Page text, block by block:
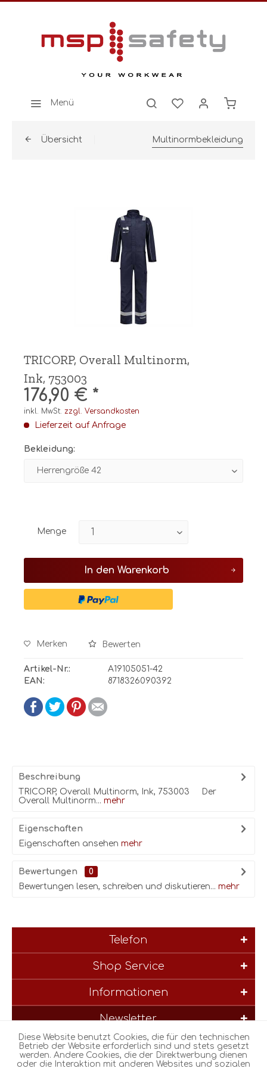
Menü
Übersicht Multinormbekleidung
TRICORP, Overall Multinorm,
Ink, 753003
176,90 € *
inkl. MwSt. zzgl. Versandkosten
Lieferzeit auf Anfrage
Bekleidung:
Menge
In den Warenkorb
Merken Bewerten
Artikel-Nr.:
A19105051-42
EAN:
8718326090392
Beschreibung
TRICORP, Overall Multinorm, Ink, 753003 Der
Overall Multinorm... mehr
Eigenschaften
Eigenschaften ansehen mehr
Bewertungen
0
Bewertungen lesen, schreiben und diskutieren... mehr
Telefon
Shop Service
Informationen
Newsletter
* Alle Preise inkl. gesetzl. Mehrwertsteuer zzgl.Versandkostenund
ggf. Nachnahmegebühren, wenn nicht anders beschrieben
Diese Website benutzt Cookies, die für den technischen
Betrieb der Website erforderlich sind und stets gesetzt
werden. Andere Cookies, die der Direktwerbung dienen
oder die Interaktion mit anderen Websites und sozialen